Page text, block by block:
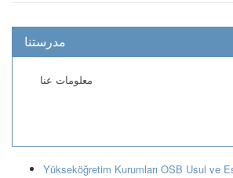
مدرستنا
معلومات عنا
Yükseköğretim Kurumları OSB Usul ve